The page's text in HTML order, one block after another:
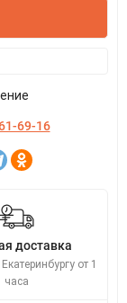
69-16
доставка
от 1
часа